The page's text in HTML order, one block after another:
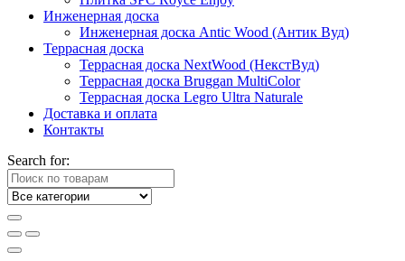
Инженерная доска
Инженерная доска Antic Wood (Антик Вуд)
Террасная доска
Террасная доска NextWood (НекстВуд)
Террасная доска Bruggan MultiColor
Террасная доска Legro Ultra Naturale
Доставка и оплата
Контакты
Search for: